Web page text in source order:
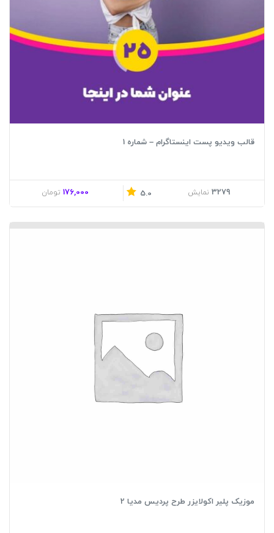
قالب ویدیو پست اینستاگرام – شماره 1
3279 نمایش 5.0
176,000 تومان
موزیک پلیر اکولایزر طرح پردیس مدیا 2